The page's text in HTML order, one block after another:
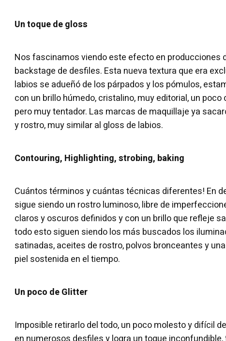
Un toque de gloss
Nos fascinamos viendo este efecto en producciones
backstage de desfiles. Esta nueva textura que era
labios se adueñó de los párpados y los pómulos,
con un brillo húmedo, cristalino, muy editorial, un poco
pero muy tentador. Las marcas de maquillaje ya
y rostro, muy similar al gloss de labios.
Contouring, Highlighting, strobing, baking
Cuántos términos y cuántas técnicas diferentes! En
sigue siendo un rostro luminoso, libre de
claros y oscuros definidos y con un brillo que refleje
todo esto siguen siendo los más buscados los
satinadas, aceites de rostro, polvos bronceantes y
piel sostenida en el tiempo.
Un poco de Glitter
Imposible retirarlo del todo, un poco molesto y difícil